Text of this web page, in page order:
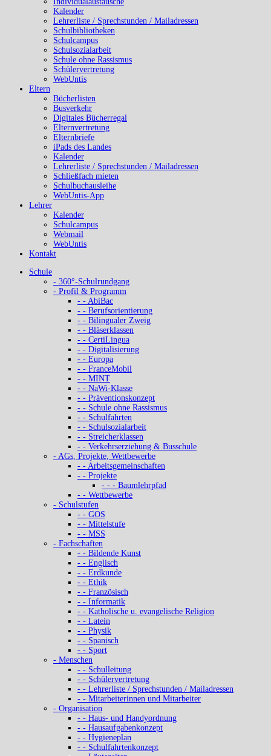
Kalender
Lehrerliste / Sprechstunden / Mailadressen
Schulbibliotheken
Schulcampus
Schulsozialarbeit
Schule ohne Rassismus
Schülervertretung
WebUntis
Eltern
Bücherlisten
Busverkehr
Digitales Bücherregal
Elternvertretung
Elternbriefe
iPads des Landes
Kalender
Lehrerliste / Sprechstunden / Mailadressen
Schließfach mieten
Schulbuchausleihe
WebUntis-App
Lehrer
Kalender
Schulcampus
Webmail
WebUntis
Kontakt
Schule
- 360°-Schulrundgang
- Profil & Programm
- - AbiBac
- - Berufsorientierung
- - Bilingualer Zweig
- - Bläserklassen
- - CertiLingua
- - Digitalisierung
- - Europa
- - FranceMobil
- - MINT
- - NaWi-Klasse
- - Präventionskonzept
- - Schule ohne Rassismus
- - Schulfahrten
- - Schulsozialarbeit
- - Streicherklassen
- - Verkehrserziehung & Busschule
- AGs, Projekte, Wettbewerbe
- - Arbeitsgemeinschaften
- - Projekte
- - - Baumlehrpfad
- - Wettbewerbe
- Schulstufen
- - GOS
- - Mittelstufe
- - MSS
- Fachschaften
- - Bildende Kunst
- - Englisch
- - Erdkunde
- - Ethik
- - Französisch
- - Informatik
- - Katholische u. evangelische Religion
- - Latein
- - Physik
- - Spanisch
- - Sport
- Menschen
- - Schulleitung
- - Schülervertretung
- - Lehrerliste / Sprechstunden / Mailadressen
- - Mitarbeiterinnen und Mitarbeiter
- Organisation
- - Haus- und Handyordnung
- - Hausaufgabenkonzept
- - Hygieneplan
- - Schulfahrtenkonzept